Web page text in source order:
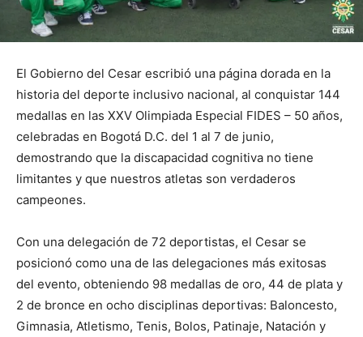
El Gobierno del Cesar escribió una página dorada en la
historia del deporte inclusivo nacional, al conquistar 144
medallas en las XXV Olimpiada Especial FIDES – 50 años,
celebradas en Bogotá D.C. del 1 al 7 de junio,
demostrando que la discapacidad cognitiva no tiene
limitantes y que nuestros atletas son verdaderos
campeones.
Con una delegación de 72 deportistas, el Cesar se
posicionó como una de las delegaciones más exitosas
del evento, obteniendo 98 medallas de oro, 44 de plata y
2 de bronce en ocho disciplinas deportivas: Baloncesto,
Gimnasia, Atletismo, Tenis, Bolos, Patinaje, Natación y